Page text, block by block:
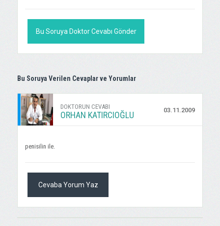
Bu Soruya Doktor Cevabı Gönder
Bu Soruya Verilen Cevaplar ve Yorumlar
DOKTORUN CEVABI
ORHAN KATIRCIOĞLU 03.11.2009
penisilin ile.
Cevaba Yorum Yaz